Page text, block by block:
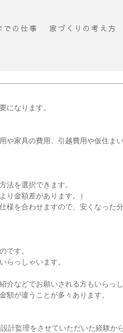
での仕事 ​家づくりの考え方
になります。
や家具の費用、引越費用や仮住ま
法を選択できます。
り金額差があります。）
様を合わせますので、安くなった
です。
らっしゃいます。
介などでお願いされる方もいらっ
額が違うことが多々あります。
計監理をさせていただいた経験か